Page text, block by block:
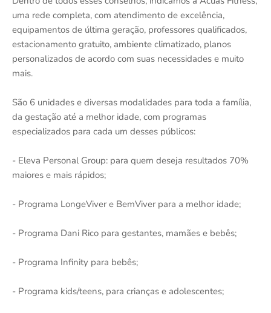
uma rede completa, com atendimento de excelência,
equipamentos de última geração, professores qualificados,
estacionamento gratuito, ambiente climatizado, planos
personalizados de acordo com suas necessidades e muito
mais.
São 6 unidades e diversas modalidades para toda a família,
da gestação até a melhor idade, com programas
especializados para cada um desses públicos:
- Eleva Personal Group: para quem deseja resultados 70%
maiores e mais rápidos;
- Programa LongeViver e BemViver para a melhor idade;
- Programa Dani Rico para gestantes, mamães e bebês;
- Programa Infinity para bebês;
- Programa kids/teens, para crianças e adolescentes;